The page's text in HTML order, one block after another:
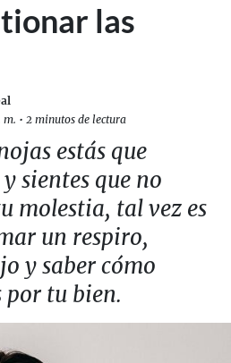
las
m. • 2 minutos de lectura
estás que
sientes que no
molestia, tal vez es
un respiro,
y saber cómo
tu bien.